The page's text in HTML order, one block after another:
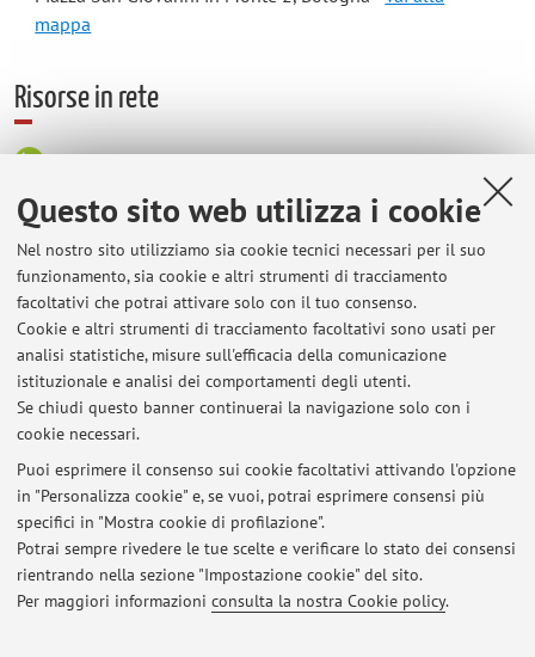
Questo sito web utilizza i cookie
Nel nostro sito utilizziamo sia cookie tecnici necessari per il suo
funzionamento, sia cookie e altri strumenti di tracciamento
facoltativi che potrai attivare solo con il tuo consenso.
Cookie e altri strumenti di tracciamento facoltativi sono usati per
analisi statistiche, misure sull'efficacia della comunicazione
istituzionale e analisi dei comportamenti degli utenti.
Se chiudi questo banner continuerai la navigazione solo con i
cookie necessari.
Puoi esprimere il consenso sui cookie facoltativi attivando l'opzione
in "Personalizza cookie" e, se vuoi, potrai esprimere consensi più
specifici in "Mostra cookie di profilazione".
Potrai sempre rivedere le tue scelte e verificare lo stato dei consensi
rientrando nella sezione "Impostazione cookie" del sito.
Per maggiori informazioni consulta la nostra Cookie policy.
mappa
Risorse in rete
ORCID
Orario di ricevimento
Il ricevimento si svolge in presenza o online (via Teams o
Skype) su appuntamento; per concordare la data si prega di
prendere accordi con la docente per email.
Ultimi avvisi
Ricevimento studenti
Pubblicato il: 11 ottobre 2022